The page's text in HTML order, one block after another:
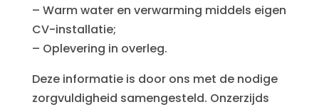
– Warm water en verwarming middels eigen
CV-installatie;
– Oplevering in overleg.
Deze informatie is door ons met de nodige
zorgvuldigheid samengesteld. Onzerzijds